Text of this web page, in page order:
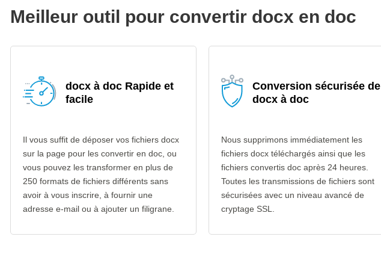
Meilleur outil pour convertir docx en doc
docx à doc Rapide et
facile
Il vous suffit de déposer vos fichiers docx
sur la page pour les convertir en doc, ou
vous pouvez les transformer en plus de
250 formats de fichiers différents sans
avoir à vous inscrire, à fournir une
adresse e-mail ou à ajouter un filigrane.
Conversion sécurisée de
docx à doc
Nous supprimons immédiatement les
fichiers docx téléchargés ainsi que les
fichiers convertis doc après 24 heures.
Toutes les transmissions de fichiers sont
sécurisées avec un niveau avancé de
cryptage SSL.